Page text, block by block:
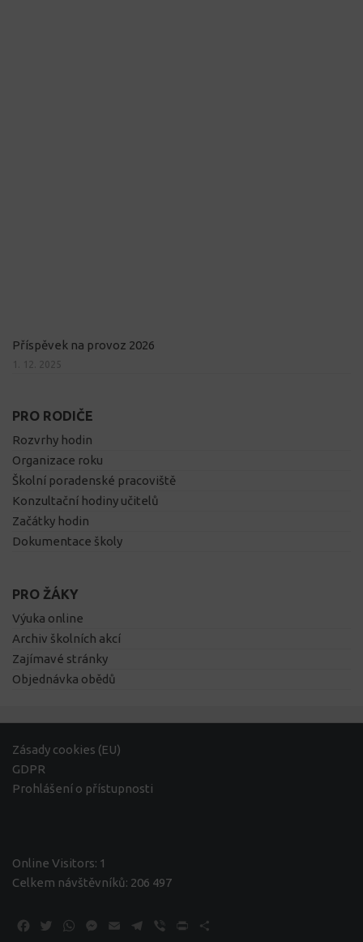
Příspěvek na provoz 2026
1. 12. 2025
PRO RODIČE
Rozvrhy hodin
Organizace roku
Školní poradenské pracoviště
Konzultační hodiny učitelů
Začátky hodin
Dokumentace školy
PRO ŽÁKY
Výuka online
Archiv školních akcí
Zajímavé stránky
Objednávka obědů
Zásady cookies (EU)
GDPR
Prohlášení o přístupnosti
Online Visitors: 1
Celkem návštěvníků: 206 497
Facebook
TwitterWhatsApp
Messenger
Email Telegram
Viber Print